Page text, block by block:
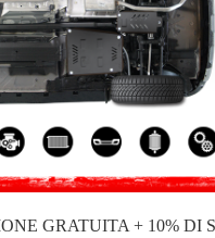
PIASTRA
4.50 out of5stars
Codice del prodotto:
GRATUITA + 10% DI